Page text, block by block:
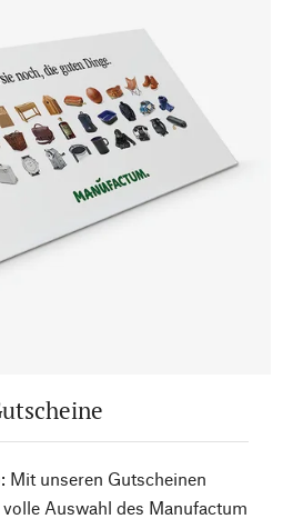
Mit unseren Gutscheinen
Auswahl des Manufactum